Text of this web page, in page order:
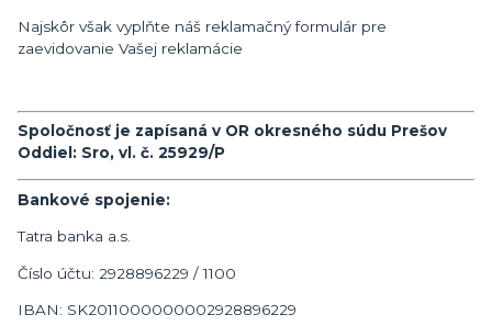
Najskôr však vyplňte náš reklamačný formulár pre
zaevidovanie Vašej reklamácie
Spoločnosť je zapísaná v OR okresného súdu Prešov
Oddiel: Sro, vl. č. 25929/P
Bankové spojenie:
Tatra banka a.s.
Číslo účtu: 2928896229 / 1100
IBAN: SK2011000000002928896229